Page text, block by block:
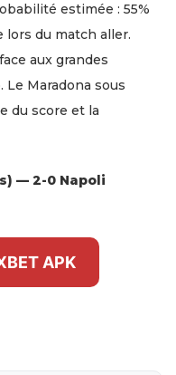
estimée : 55%
lors du match aller.
aux grandes
Maradona sous
du score et la
— 2-0 Napoli
APK